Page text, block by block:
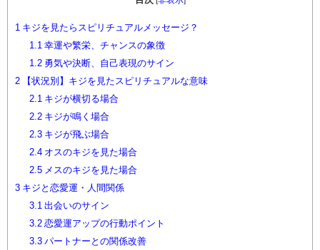
1 キジを見たらスピリチュアルメッセージ？
1.1 幸運や繁栄、チャンスの象徴
1.2勇気や決断、自己表現のサイン
2 【状況別】キジを見たスピリチュアルな意味
2.1 キジが横切る場合
2.2キジが鳴く場合
2.3キジが飛ぶ場合
2.4オスのキジを見た場合
2.5メスのキジを見た場合
3 キジと恋愛運・人間関係
3.1 出会いのサイン
3.2恋愛運アップの行動ポイント
3.3パートナーとの関係改善